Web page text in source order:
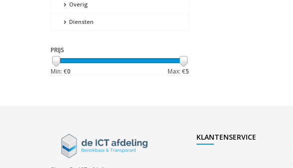
Overig
Diensten
PRIJS
Min: €0 Max: €5
KLANTENSERVICE